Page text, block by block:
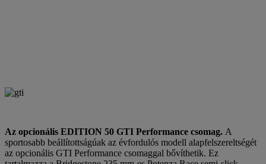
Az opcionális EDITION 50 GTI Performance csomag. A
sportosabb beállítottságúak az évfordulós modell alapfelszereltségét
az opcionális GTI Performance csomaggal bővíthetik. Ez